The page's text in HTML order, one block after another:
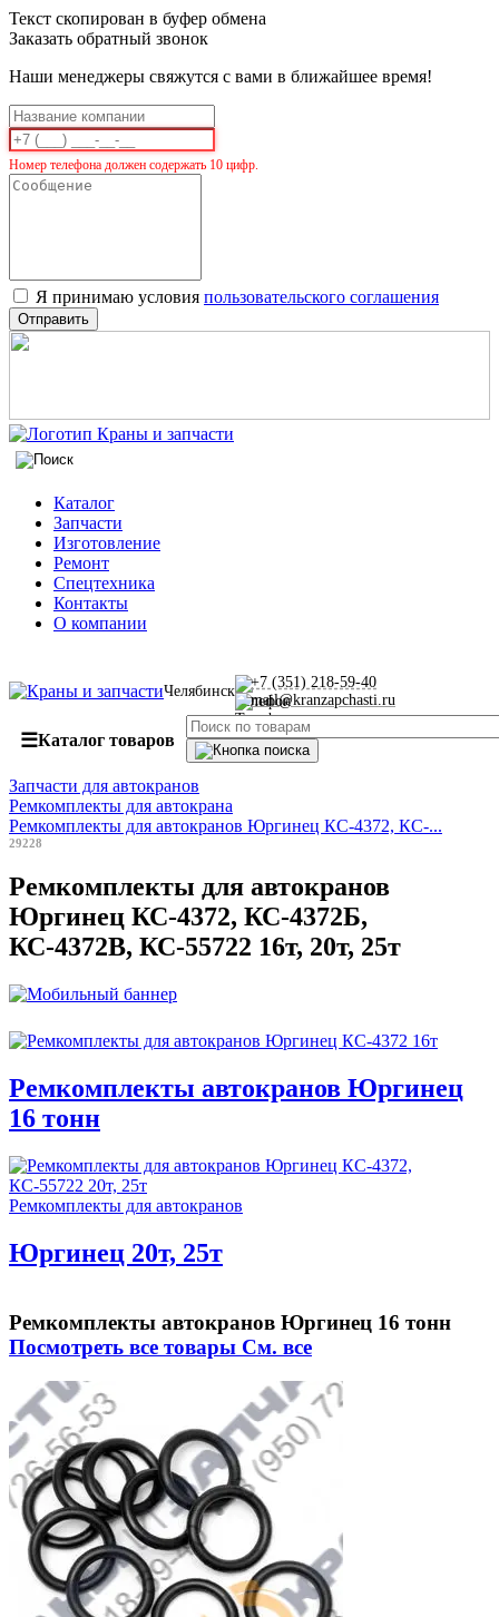
Текст скопирован в буфер обмена
Заказать обратный звонок
Наши менеджеры свяжутся с вами в ближайшее время!
Номер телефона должен содержать 10 цифр.
Я принимаю условия пользовательского соглашения
Отправить
Каталог
Запчасти
Изготовление
Ремонт
Спецтехника
Контакты
О компании
Челябинск
+7 (351) 218-59-40
mail@kranzapchasti.ru
☰Каталог товаров
Запчасти для автокранов
Ремкомплекты для автокрана
Ремкомплекты для автокранов Юргинец КС-4372, КС-...
29228
Ремкомплекты для автокранов
Юргинец КС-4372, КС-4372Б,
КС-4372В, КС-55722 16т, 20т, 25т
Ремкомплекты автокранов Юргинец
16 тонн
Ремкомплекты для автокранов
Юргинец 20т, 25т
Ремкомплекты автокранов Юргинец 16 тонн
Посмотреть все товары См. все